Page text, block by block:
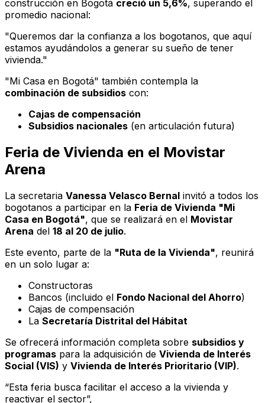
construcción en Bogotá creció un 5,6%, superando el
promedio nacional:
"Queremos dar la confianza a los bogotanos, que aquí
estamos ayudándolos a generar su sueño de tener
vivienda."
"Mi Casa en Bogotá" también contempla la
combinación de subsidios con:
Cajas de compensación
Subsidios nacionales (en articulación futura)
Feria de Vivienda en el Movistar
Arena
La secretaria Vanessa Velasco Bernal invitó a todos los
bogotanos a participar en la Feria de Vivienda "Mi
Casa en Bogotá", que se realizará en el Movistar
Arena del 18 al 20 de julio.
Este evento, parte de la "Ruta de la Vivienda", reunirá
en un solo lugar a:
Constructoras
Bancos (incluido el Fondo Nacional del Ahorro)
Cajas de compensación
La Secretaría Distrital del Hábitat
Se ofrecerá información completa sobre subsidios y
programas para la adquisición de Vivienda de Interés
Social (VIS) y Vivienda de Interés Prioritario (VIP).
“Esta feria busca facilitar el acceso a la vivienda y
reactivar el sector”,